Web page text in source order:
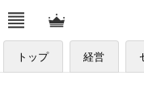
トップ 経営